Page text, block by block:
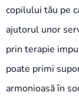
copilului tău pe
ajutorul unor
prin terapie
poate primi
armonioasă în